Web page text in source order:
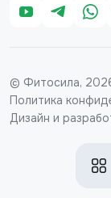
© Фитосила,
Политика
Дизайн и